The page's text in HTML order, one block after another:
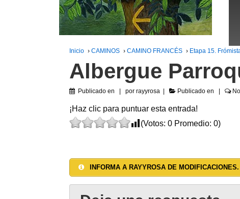
Inicio › CAMINOS › CAMINO FRANCÉS › Etapa 15.
Albergue
Publicado en por rayyrosa Publicado en
¡Haz clic para puntuar esta entrada!
(Votos: 0Promedio: 0)
INFORMA A RAYYROSA DE